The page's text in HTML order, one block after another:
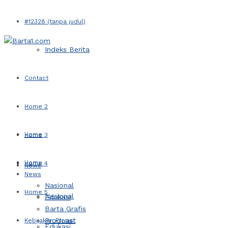
#12328 (tanpa judul)
Indeks Berita
Contact
Home 2
Home 3
Home 4
Home 5
Kebijakan Privasi
Home
News
Nasional
Home
News
Nasional
Edukasi
Barta Grafis
Prodcast